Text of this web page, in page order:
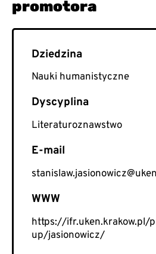
Nauki humanistyczne
Literaturoznawstwo
E-mail
WWW
https://ifr.uken.krakow.pl/
up/jasionowicz/